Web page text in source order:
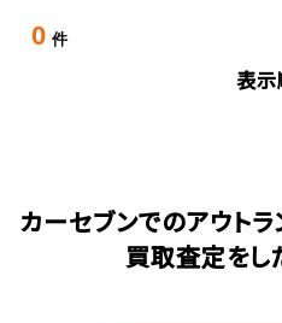
0 件
表示
カーセブンでのアウト
買取査定をし